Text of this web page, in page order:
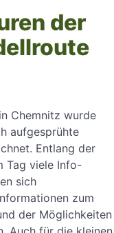
der
Chemnitz wurde
aufgesprühte
Entlang der
Tag viele Info-
sich
zum
der Möglichkeiten